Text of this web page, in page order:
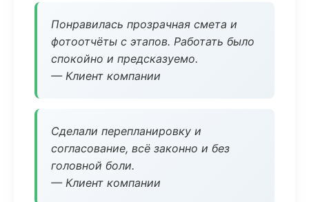
Понравилась прозрачная смета и
фотоотчёты с этапов. Работать было
спокойно и предсказуемо.
— Клиент компании
Сделали перепланировку и
согласование, всё законно и без
головной боли.
— Клиент компании